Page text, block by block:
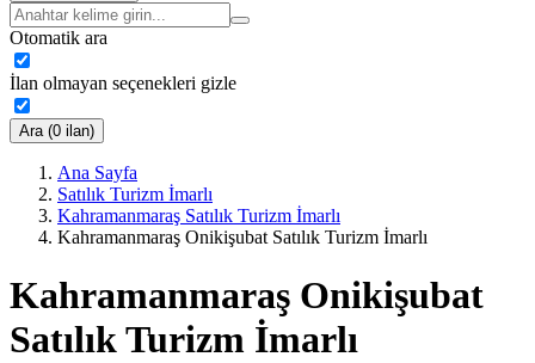
Otomatik ara
İlan olmayan seçenekleri gizle
Ara (0 ilan)
Ana Sayfa
Satılık Turizm İmarlı
Kahramanmaraş Satılık Turizm İmarlı
Kahramanmaraş Onikişubat Satılık Turizm İmarlı
Kahramanmaraş Onikişubat
Satılık Turizm İmarlı